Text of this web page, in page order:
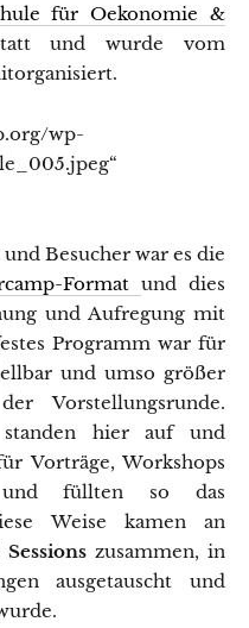
für Oekonomie &
und wurde vom
wp-
Besucher war es die
Format und dies
und Aufregung mit
Programm war für
und umso größer
Vorstellungsrunde.
standen hier auf und
Vorträge, Workshops
und füllten so das
Weise kamen an
Sessionszusammen, in
ausgetauscht und